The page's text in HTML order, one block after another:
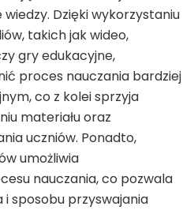
Dzięki wykorzystaniu
takich jak wideo,
gry edukacyjne,
proces nauczania bardziej
co z kolei sprzyja
materiału oraz
uczniów. Ponadto,
umożliwia
nauczania, co pozwala
sposobu przyswajania